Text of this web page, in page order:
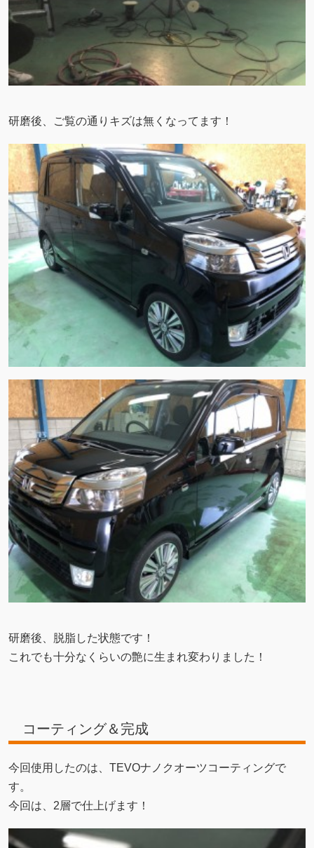
研磨後、ご覧の通りキズは無くなってます！
研磨後、脱脂した状態です！
これでも十分なくらいの艶に生まれ変わりました！
コーティング＆完成
今回使用したのは、TEVOナノクオーツコーティングで
す。
今回は、2層で仕上げます！